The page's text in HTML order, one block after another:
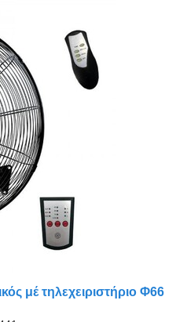
μέ τηλεχειριστήριο Φ66